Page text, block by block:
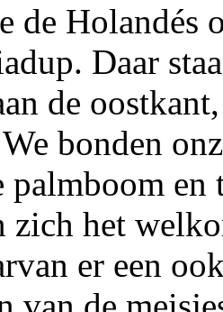
de Holandés
Daar
de
bonden
palmboom
zich het
er een